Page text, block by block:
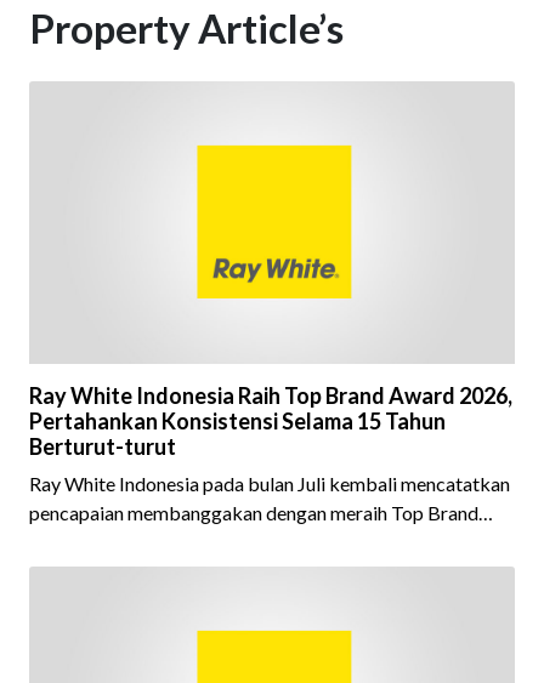
Property Article’s
Ray White Indonesia Raih Top Brand Award 2026,
Pertahankan Konsistensi Selama 15 Tahun
Berturut-turut
Ray White Indonesia pada bulan Juli kembali mencatatkan
pencapaian membanggakan dengan meraih Top Brand
ini menjadi semakin istimewa karena Ray White Indonesia
tahun berturut-turut, sebuah bukti nyata atas konsistensi,